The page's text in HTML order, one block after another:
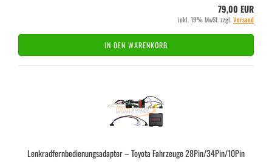
79,00 EUR
inkl. 19% MwSt. zzgl.Versand
IN DEN WARENKORB
Lenk­rad­fern­be­die­nungs­ad­ap­ter – To­yo­ta Fahr­zeu­ge 28Pin/34Pin/10Pin